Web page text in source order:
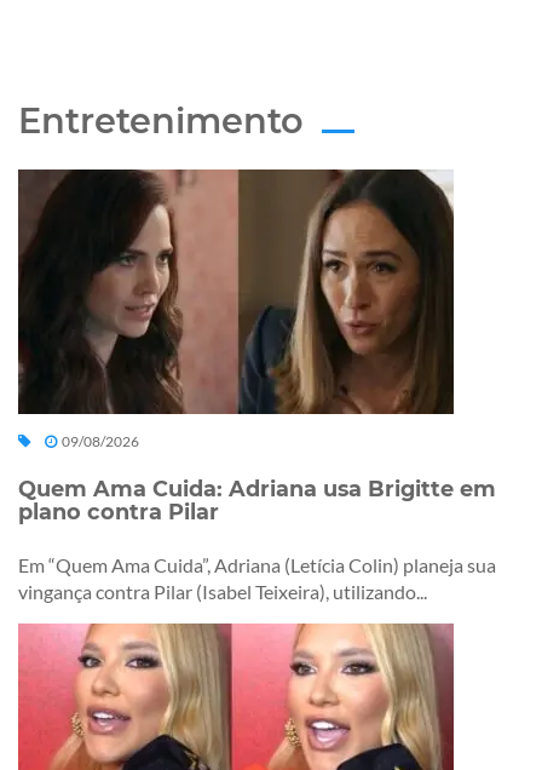
Entretenimento
09/08/2026
Quem Ama Cuida: Adriana usa Brigitte em
plano contra Pilar
Em “Quem Ama Cuida”, Adriana (Letícia Colin) planeja sua
vingança contra Pilar (Isabel Teixeira), utilizando...